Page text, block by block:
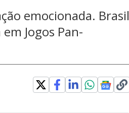
emocionada. Brasil
Jogos Pan-